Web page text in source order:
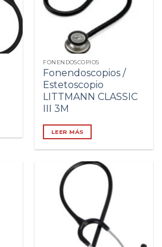
FONENDOSCOPIOS
Fonendoscopios /
Estetoscopio
LITTMANN CLASSIC
III 3M
LEER MÁS